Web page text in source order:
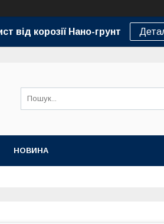
від корозії Нано-грунт
НОВИНА